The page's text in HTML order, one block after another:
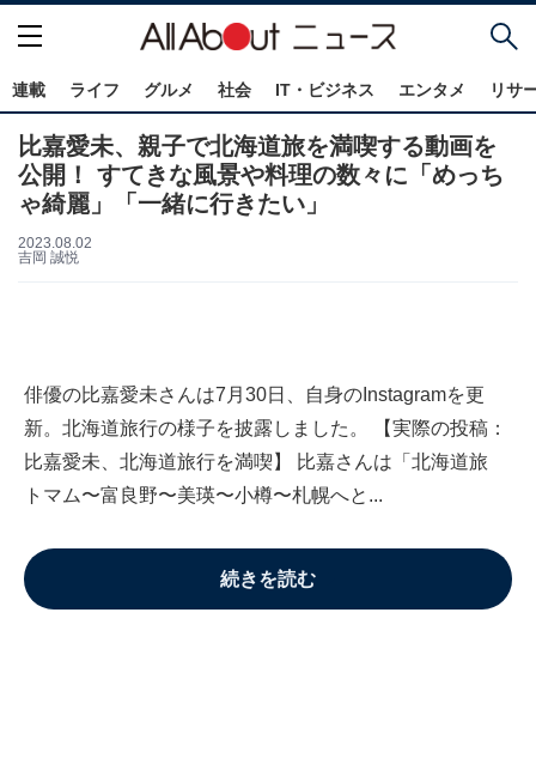
連載 ライフ グルメ 社会 IT・ビジネス エンタメ リサ
比嘉愛未、親子で北海道旅を満喫する動画を
公開！ すてきな風景や料理の数々に「めっち
ゃ綺麗」「一緒に行きたい」
2023.08.02
吉岡 誠悦
俳優の比嘉愛未さんは7月30日、自身のInstagramを更
新。北海道旅行の様子を披露しました。 【実際の投稿：
比嘉愛未、北海道旅行を満喫】 比嘉さんは「北海道旅
トマム〜富良野〜美瑛〜小樽〜札幌へと...
続きを読む